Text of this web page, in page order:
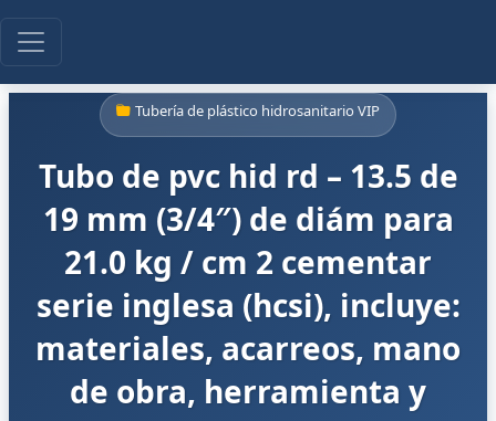
Tubería de plástico hidrosanitario VIP
Tubo de pvc hid rd – 13.5 de
19 mm (3/4″) de diám para
21.0 kg / cm 2 cementar
serie inglesa (hcsi), incluye:
materiales, acarreos, mano
de obra, herramienta y